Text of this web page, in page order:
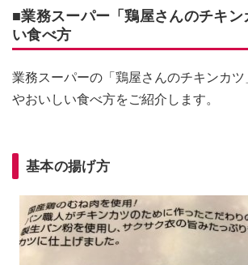
■業務スーパー「鶏屋さんのチキン
い食べ方
業務スーパーの「鶏屋さんのチキンカ
やおいしい食べ方をご紹介します。
基本の揚げ方